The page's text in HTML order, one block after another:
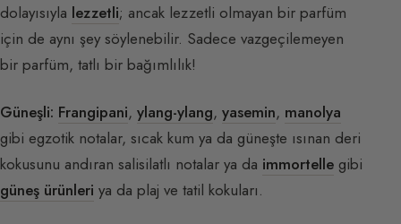
dolayısıyla lezzetli; ancak lezzetli olmayan bir parfüm
için de aynı şey söylenebilir. Sadece vazgeçilemeyen
bir parfüm, tatlı bir bağımlılık!
Güneşli: Frangipani, ylang-ylang, yasemin, manolya
gibi egzotik notalar, sıcak kum ya da güneşte ısınan deri
kokusunu andıran salisilatlı notalar ya da immortelle gibi
güneş ürünleri ya da plaj ve tatil kokuları.